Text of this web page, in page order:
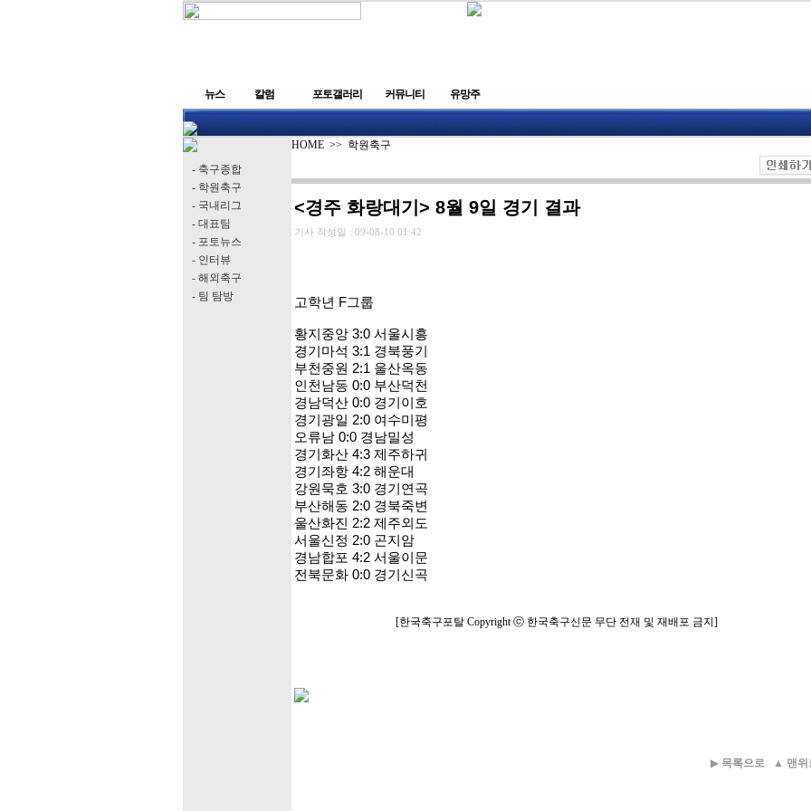
뉴스 칼럼 포토갤러리 커뮤니티 유망주
- 축구종합
- 학원축구
- 국내리그
- 대표팀
- 포토뉴스
- 인터뷰
- 해외축구
- 팀 탐방
HOME >> 학원축구
<경주 화랑대기> 8월 9일 경기 결과
기사 작성일 : 09-08-10 01:42
고학년 F그룹
황지중앙 3:0 서울시흥
경기마석 3:1 경북풍기
부천중원 2:1 울산옥동
인천남동 0:0 부산덕천
경남덕산 0:0 경기이호
경기광일 2:0 여수미평
오류남 0:0 경남밀성
경기화산 4:3 제주하귀
경기좌항 4:2 해운대
강원묵호 3:0 경기연곡
부산해동 2:0 경북죽변
울산화진 2:2 제주외도
서울신정 2:0 곤지암
경남합포 4:2 서울이문
전북문화 0:0 경기신곡
[한국축구포탈 Copyright ⓒ 한국축구신문 무단 전재 및 재배포 금지]
▶ 목록으로 ▲ 맨위